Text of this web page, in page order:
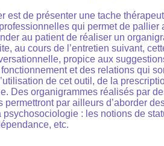
est de présenter une tache
qui permet de
au patient de réaliser un
au cours de l’entretien suivant,
propice aux
et des relations qui
de cet outil, de la
Des organigrammes réalisés par
permettront par ailleurs d’aborder
psychosociologie : les notions de
etc.